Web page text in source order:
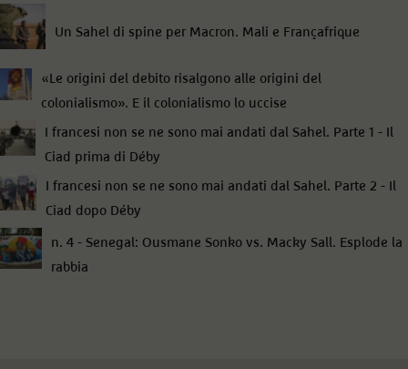
Un Sahel di spine per Macron. Mali e Françafrique
«Le origini del debito risalgono alle origini del
colonialismo». E il colonialismo lo uccise
I francesi non se ne sono mai andati dal Sahel. Parte 1 - Il
Ciad prima di Déby
I francesi non se ne sono mai andati dal Sahel. Parte 2 - Il
Ciad dopo Déby
n. 4 - Senegal: Ousmane Sonko vs. Macky Sall. Esplode la
rabbia